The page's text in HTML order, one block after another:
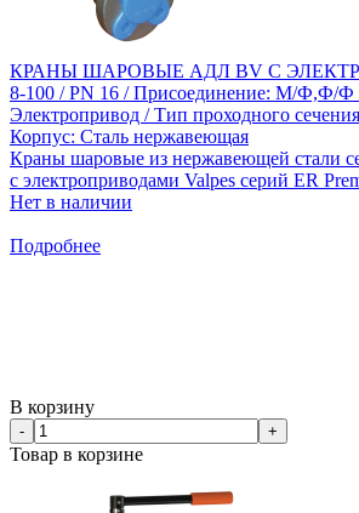
КРАНЫ ШАРОВЫЕ АДЛ BV С
8-100 / PN 16 / Присоединение: М/Ф,Ф/Ф
Электропривод / Тип проходного
Корпус: Сталь нержавеющая
Краны шаровые из нержавеющей стали
с электроприводами Valpes серий ER
Нет в наличии
Подробнее
В корзину
- +
Товар в корзине